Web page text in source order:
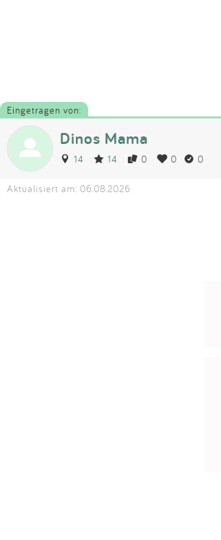
Eingetragen von:
Dinos Mama
14 14 0 0 0
Aktualisiert am: 06.08.2026